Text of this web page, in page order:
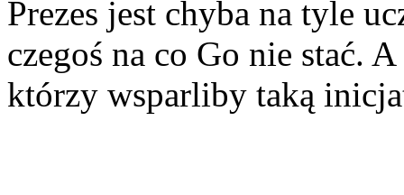
Prezes jest chyba na tyle
czegoś na co Go nie stać.
którzy wsparliby taką